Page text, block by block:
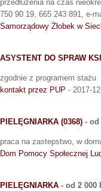
przedłużenia na czas
750 90 19, 665 243 891, e-
Samorządowy Żłobek w
ASYSTENT DO SPRAW
zgodnie z programem stażu
kontakt przez PUP - 2017-
PIELĘGNIARKA (0368) - od
praca na zastepstwo, w
Dom Pomocy Społecznej
PIELĘGNIARKA - od 2 000